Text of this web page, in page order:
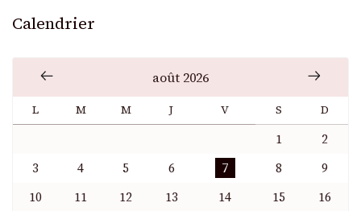
Calendrier
août 2026
L M M J V S D
1
2
3
4 5 6 7 8
9
10
11 12 13 14 15
16